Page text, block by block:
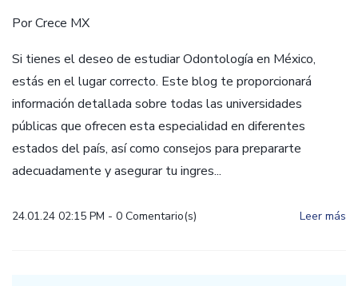
PorCrece MX
Si tienes el deseo de estudiar Odontología en México,
estás en el lugar correcto. Este blog te proporcionará
información detallada sobre todas las universidades
públicas que ofrecen esta especialidad en diferentes
estados del país, así como consejos para prepararte
adecuadamente y asegurar tu ingres...
24.01.24 02:15 PM - 0 Comentario(s) Leer más